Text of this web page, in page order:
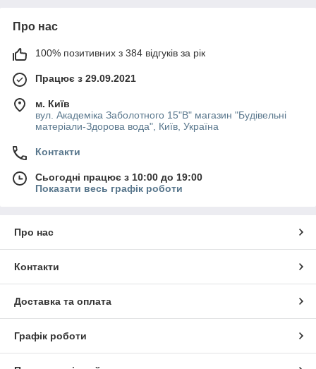
Про нас
100% позитивних з 384 відгуків за рік
Працює з 29.09.2021
м. Київ
вул. Академіка Заболотного 15"В" магазин "Будівельні
матеріали-Здорова вода", Київ, Україна
Контакти
Сьогодні працює з 10:00 до 19:00
Показати весь графік роботи
Про нас
Контакти
Доставка та оплата
Графік роботи